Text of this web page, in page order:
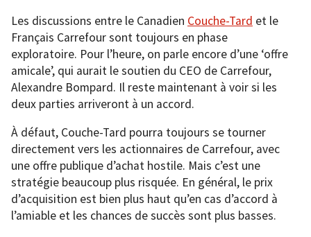
Les discussions entre le Canadien Couche-Tard et le
Français Carrefour sont toujours en phase
exploratoire. Pour l’heure, on parle encore d’une ‘offre
amicale’, qui aurait le soutien du CEO de Carrefour,
Alexandre Bompard. Il reste maintenant à voir si les
deux parties arriveront à un accord.
À défaut, Couche-Tard pourra toujours se tourner
directement vers les actionnaires de Carrefour, avec
une offre publique d’achat hostile. Mais c’est une
stratégie beaucoup plus risquée. En général, le prix
d’acquisition est bien plus haut qu’en cas d’accord à
l’amiable et les chances de succès sont plus basses.